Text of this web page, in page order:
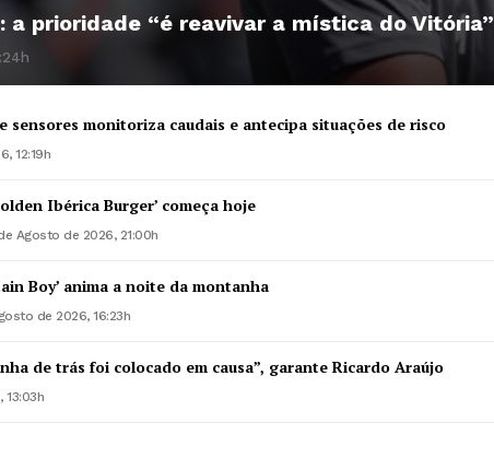
Guimarães, agora!
a prioridade “é reavivar a mística do Vitória”
sensores monitoriza caudais e antecipa situações de risco
12:19h
Ibérica Burger’ começa hoje
Agosto de 2026, 21:00h
Boy’ anima a noite da montanha
de 2026, 16:23h
de trás foi colocado em causa”, garante Ricardo Araújo